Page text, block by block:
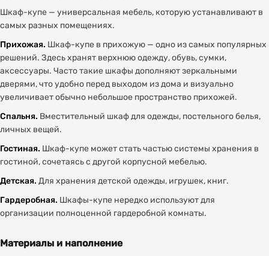
Шкаф-купе — универсальная мебель, которую устанавливают в
самых разных помещениях.
Прихожая. Шкаф-купе в прихожую — одно из самых популярных
решений. Здесь хранят верхнюю одежду, обувь, сумки,
аксессуары. Часто такие шкафы дополняют зеркальными
дверями, что удобно перед выходом из дома и визуально
увеличивает обычно небольшое пространство прихожей.
Спальня. Вместительный шкаф для одежды, постельного белья,
личных вещей.
Гостиная. Шкаф-купе может стать частью системы хранения в
гостиной, сочетаясь с другой корпусной мебелью.
Детская. Для хранения детской одежды, игрушек, книг.
Гардеробная. Шкафы-купе нередко используют для
организации полноценной гардеробной комнаты.
Материалы и наполнение